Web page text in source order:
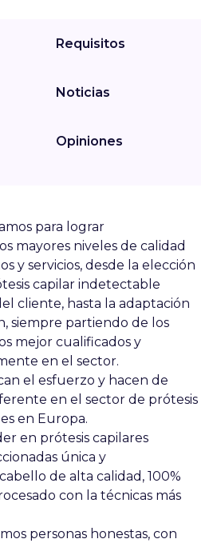
Requisitos
Noticias
Opiniones
para lograr
mayores niveles de calidad
y servicios, desde la elección
capilar indetectable
cliente, hasta la adaptación
siempre partiendo de los
mejor cualificados y
en el sector.
el esfuerzo y hacen de
en el sector de prótesis
en Europa.
en prótesis capilares
única y
de alta calidad, 100%
con la técnicas más
personas honestas, con